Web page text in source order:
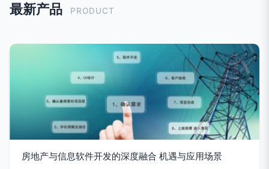
最新产品 PRODUCT
房地产与信息软件开发的深度融合 机遇与应用场景